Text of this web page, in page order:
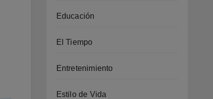
Educación
El Tiempo
Entretenimiento
Estilo de Vida